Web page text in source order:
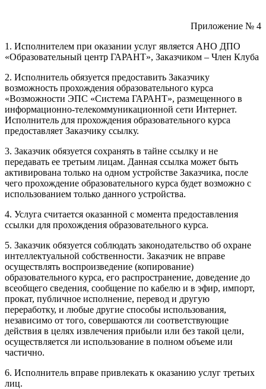
Приложение № 4
1. Исполнителем при оказании услуг является АНО ДПО
«Образовательный центр ГАРАНТ», Заказчиком – Член Клуба
2. Исполнитель обязуется предоставить Заказчику
возможность прохождения образовательного курса
«Возможности ЭПС «Система ГАРАНТ», размещенного в
информационно-телекоммуникационной сети Интернет.
Исполнитель для прохождения образовательного курса
предоставляет Заказчику ссылку.
3. Заказчик обязуется сохранять в тайне ссылку и не
передавать ее третьим лицам. Данная ссылка может быть
активирована только на одном устройстве Заказчика, после
чего прохождение образовательного курса будет возможно с
использованием только данного устройства.
4. Услуга считается оказанной с момента предоставления
ссылки для прохождения образовательного курса.
5. Заказчик обязуется соблюдать законодательство об охране
интеллектуальной собственности. Заказчик не вправе
осуществлять воспроизведение (копирование)
образовательного курса, его распространение, доведение до
всеобщего сведения, сообщение по кабелю и в эфир, импорт,
прокат, публичное исполнение, перевод и другую
переработку, и любые другие способы использования,
независимо от того, совершаются ли соответствующие
действия в целях извлечения прибыли или без такой цели,
осуществляется ли использование в полном объеме или
частично.
6. Исполнитель вправе привлекать к оказанию услуг третьих
лиц.